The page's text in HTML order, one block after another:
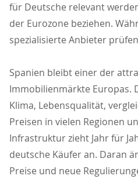
für Deutsche relevant
der Eurozone beziehen.
spezialisierte Anbieter
Spanien bleibt einer der
Immobilienmärkte Europas.
Klima, Lebensqualität,
Preisen in vielen Regionen
Infrastruktur zieht Jahr für
deutsche Käufer an. Daran
Preise und neue